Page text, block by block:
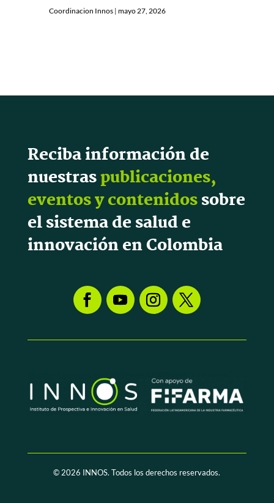
Coordinacion Innos | mayo 27, 2026
Reciba información de
nuestraspublicaciones,
eventos y contenidossobre
el sistema de salud e
innovación en Colombia
© 2026 INNOS. Todos los derechos reservados.